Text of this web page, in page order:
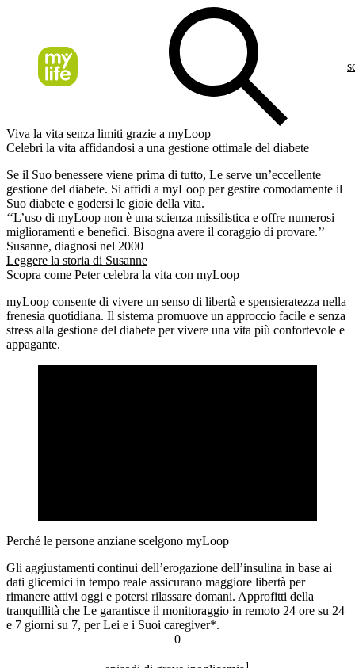
Viva la vita senza limiti grazie a myLoop
Celebri la vita affidandosi a una gestione ottimale del diabete
Se il Suo benessere viene prima di tutto, Le serve un’eccellente
gestione del diabete. Si affidi a myLoop per gestire comodamente il
Suo diabete e godersi le gioie della vita.
‘‘L’uso di myLoop non è una scienza missilistica e offre numerosi
miglioramenti e benefici. Bisogna avere il coraggio di provare.’’
Susanne, diagnosi nel 2000
Leggere la storia di Susanne
Scopra come Peter celebra la vita con myLoop
myLoop consente di vivere un senso di libertà e spensieratezza nella
frenesia quotidiana. Il sistema promuove un approccio facile e senza
stress alla gestione del diabete per vivere una vita più confortevole e
appagante.
Perché le persone anziane scelgono myLoop
Gli aggiustamenti continui dell’erogazione dell’insulina in base ai
dati glicemici in tempo reale assicurano maggiore libertà per
rimanere attivi oggi e potersi rilassare domani. Approfitti della
tranquillità che Le garantisce il monitoraggio in remoto 24 ore su 24
e 7 giorni su 7, per Lei e i Suoi caregiver*.
0
1